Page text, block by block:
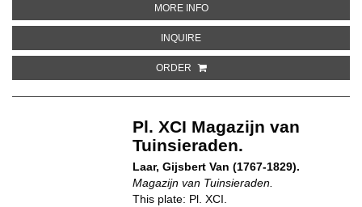
MORE INFOABOUT PL. CXVIII MAGAZIJN
INQUIREABOUT PL. CXVIII MAGAZIJN VAN
ORDER
Pl. XCI Magazijn van
Tuinsieraden.
Laar, Gijsbert Van (1767-1829).
Magazijn van Tuinsieraden.
This plate: Pl. XCI.